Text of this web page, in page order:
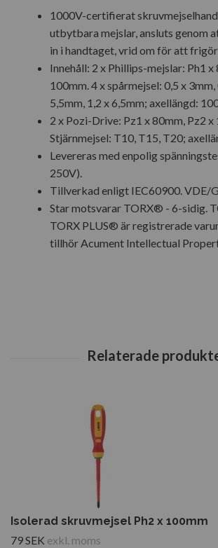
1000V-certifierat
utbytbara mejslar, ansluts genom
in i handtaget, vrid om för att
Innehåll: 2 x Phillips-mejslar: Ph1 x
100mm. 4 x spårmejsel: 0,5 x 3mm,
5,5mm, 1,2 x 6,5mm; axellängd:
2 x Pozi-Drive: Pz1 x 80mm, Pz2 x
Stjärnmejsel: T10, T15, T20;
Levereras med enpolig
250V).
Tillverkad enligt IEC60900. VDE/
Star motsvarar TORX® - 6-sidig.
TORX PLUS® är registrerade
tillhör Acument Intellectual
Isolerad skruvmejsel Ph2 x 100mm
79 SEK exkl. moms